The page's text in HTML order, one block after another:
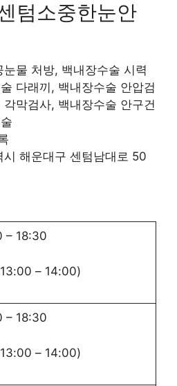
텀소중한눈안
물 처방, 백내장수술 시력
다래끼, 백내장수술 안압검
막검사, 백내장수술 안구건
시 해운대구 센텀남대로 50
– 18:30
13:00 – 14:00)
– 18:30
13:00 – 14:00)